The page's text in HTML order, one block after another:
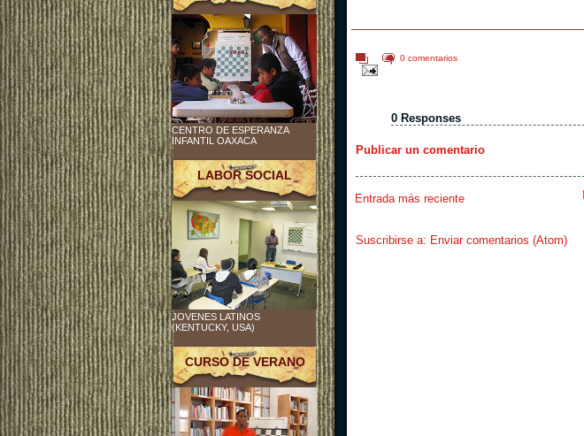
0 comentarios
0 Responses
Publicar un comentario
Entrada más reciente
Suscribirse a: Enviar comentarios (Atom)
CENTRO DE ESPERANZA
INFANTIL OAXACA
LABOR SOCIAL
JOVENES LATINOS
(KENTUCKY, USA)
CURSO DE VERANO